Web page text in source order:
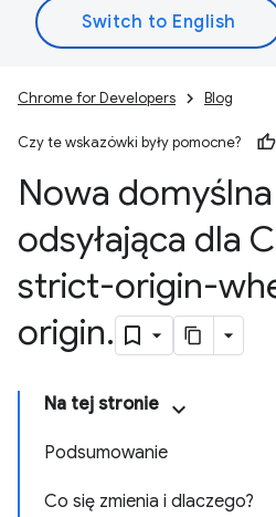
Chrome for Developers Blog
Czy te wskazówki były pomocne?
Nowa
odsyłająca dla
strict-origin-
origin.
Na tej stronie
Podsumowanie
Co się zmienia i dlaczego?